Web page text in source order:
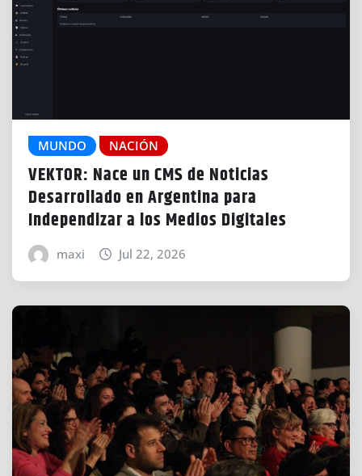
MUNDO NACIÓN
VEKTOR: Nace un CMS de Noticias
Desarrollado en Argentina para
Independizar a los Medios Digitales
maxi Jul 22, 2026